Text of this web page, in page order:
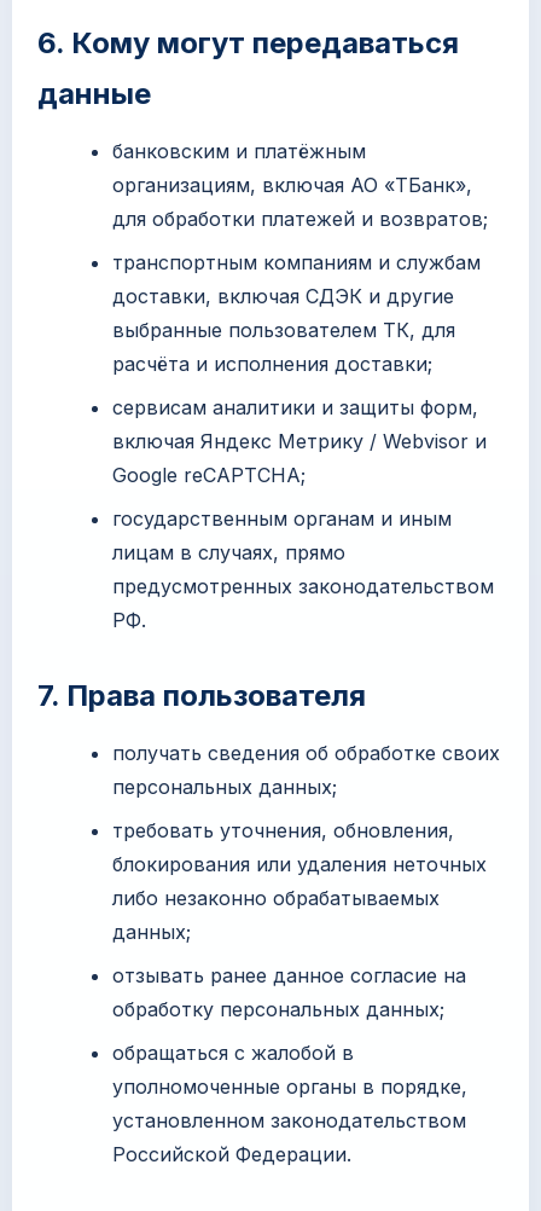
6. Кому могут передаваться
данные
банковским и платёжным
организациям, включая АО «ТБанк»,
для обработки платежей и возвратов;
транспортным компаниям и службам
доставки, включая СДЭК и другие
выбранные пользователем ТК, для
расчёта и исполнения доставки;
сервисам аналитики и защиты форм,
включая Яндекс Метрику / Webvisor и
Google reCAPTCHA;
государственным органам и иным
лицам в случаях, прямо
предусмотренных законодательством
РФ.
7. Права пользователя
получать сведения об обработке своих
персональных данных;
требовать уточнения, обновления,
блокирования или удаления неточных
либо незаконно обрабатываемых
данных;
отзывать ранее данное согласие на
обработку персональных данных;
обращаться с жалобой в
уполномоченные органы в порядке,
установленном законодательством
Российской Федерации.